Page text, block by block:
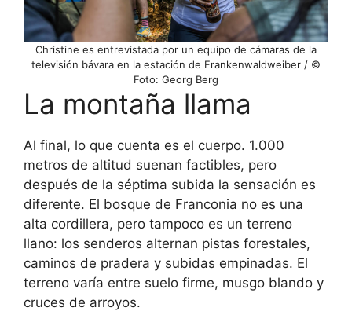
Christine es entrevistada por un equipo de cámaras de la
televisión bávara en la estación de Frankenwaldweiber / ©
Foto: Georg Berg
La montaña llama
Al final, lo que cuenta es el cuerpo. 1.000
metros de altitud suenan factibles, pero
después de la séptima subida la sensación es
diferente. El bosque de Franconia no es una
alta cordillera, pero tampoco es un terreno
llano: los senderos alternan pistas forestales,
caminos de pradera y subidas empinadas. El
terreno varía entre suelo firme, musgo blando y
cruces de arroyos.